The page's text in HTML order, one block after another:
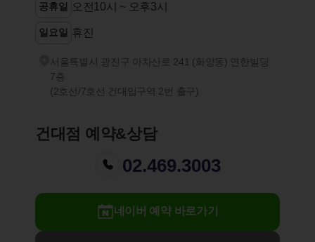
공휴일 오전10시 ~ 오후3시
일요일 휴진
서울특별시 광진구 아차산로 241 (화양동) 연한빌딩
7층
(2호선/7호선 건대입구역 2번 출구)
건대점 예약&상담
02.469.3003
네이버 예약 바로가기